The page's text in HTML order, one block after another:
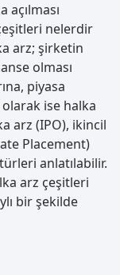
açılması
nelerdir
arz; şirketin
olması
piyasa
olarak ise halka
arz (IPO), ikincil
Placement)
anlatılabilir.
arz çeşitleri
bir şekilde